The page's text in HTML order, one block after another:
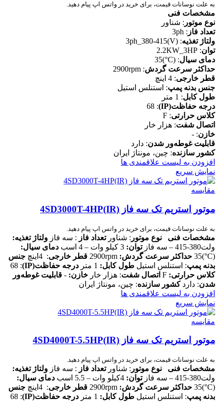
به علت نوسانات قیمت، برای خرید در واتس اپ پیام دهید.
مشخصات فنی
نوع موتور : شناور
تعداد فاز : 3ph
ولتاژ تغذیه: (V)3ph_380-415
توان: 2.2KW_3HP
دمای سیال: (C°)35
حداکثر سرعت گردش: 2900rpm
قطر خارجی: 4 اینچ
جنس بدنه پمپ: استنلس استیل
طول کابل: 1 متر
درجه حفاظت(IP)
: 68
کلاس حرارتی: F
اتصال شفت: هزار خار
خازن: -
قابلیت غوطه‌ور شدن: دارد
کشور سازنده: چین، مونتاژ ایران
افزودن به لیست علاقمندی ها
نمایش سریع
مقایسه
موتور استریم تک سه فاز 4SD3000T-4HP(IR)
به علت نوسانات قیمت، برای خرید در واتس اپ پیام دهید.
مشخصات فنی نوع موتور : شناورتعداد فاز : سه فاز ولتاژ تغذیه:
ولت380-415 – سه فاز
توان: 3 کیلو وات – 4 اسب
دمای سیال:
(C°)35
حداکثر سرعت گردش: 2900rpm قطر خارجی: 4اینچ
جنس
بدنه پمپ: استنلس استیل طول کابل: 1 متر درجه حفاظت(IP)
: 68
کلاس حرارتی: F اتصال شفت: هزار خار خازن: - قابلیت غوطه‌ور
شدن: داردکشور سازنده: چین، مونتاژ ایران
افزودن به لیست علاقمندی ها
نمایش سریع
مقایسه
موتور استریم تک سه فاز 4SD4000T-5.5HP(IR)
به علت نوسانات قیمت، برای خرید در واتس اپ پیام دهید.
مشخصات فنی نوع موتور : شناورتعداد فاز : سه فاز ولتاژ تغذیه:
ولت380-415 – سه فاز
توان: 4کیلو وات – 5.5 اسب
دمای سیال:
(C°)35
حداکثر سرعت گردش: 2900rpm قطر خارجی: 4اینچ
جنس
بدنه پمپ: استنلس استیل طول کابل: 1 متر درجه حفاظت(IP)
: 68